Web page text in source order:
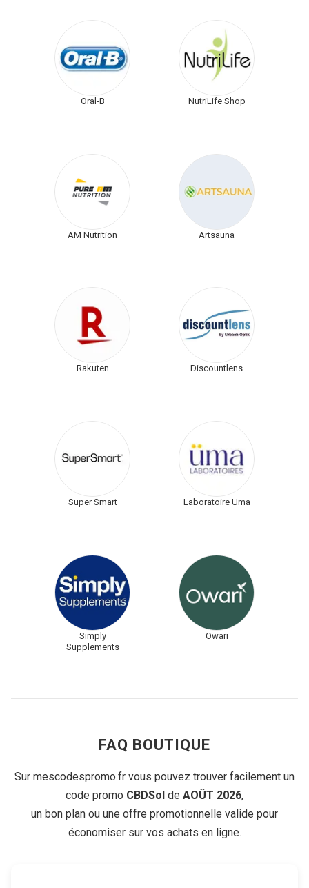
Oral-B NutriLife Shop
AM Nutrition Artsauna
Rakuten Discountlens
Super Smart Laboratoire Uma
Simply
Supplements
Owari
FAQ BOUTIQUE
Sur mescodespromo.fr vous pouvez trouver facilement un
code promo CBDSol de AOÛT 2026,
un bon plan ou une offre promotionnelle valide pour
économiser sur vos achats en ligne.